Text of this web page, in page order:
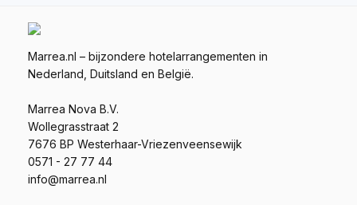
Marrea.nl – bijzondere hotelarrangementen in
Nederland, Duitsland en België.
Marrea Nova B.V.
Wollegrasstraat 2
7676 BP Westerhaar-Vriezenveensewijk
0571 - 27 77 44
info@marrea.nl